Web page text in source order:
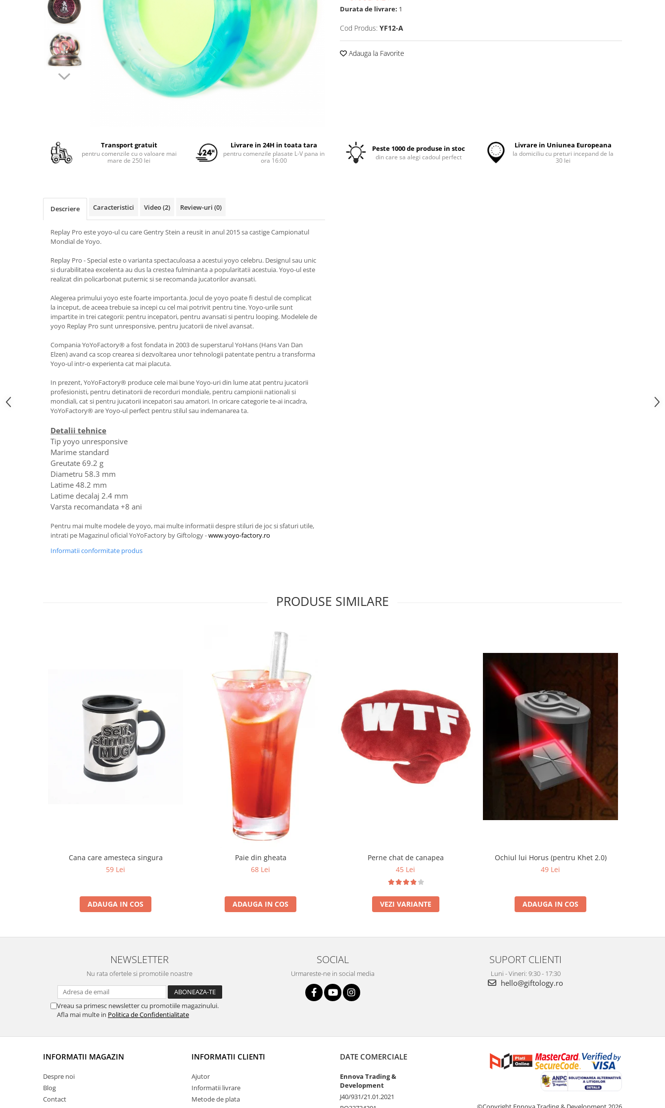
Durata de livrare: 1
Cod Produs: YF12-A
Adauga la Favorite
Transport gratuit
pentru comenzile cu o valoare mai
mare de 250 lei
Livrare in 24H in toata tara
pentru comenzile plasate L-V pana in
ora 16:00
Peste 1000 de produse in stoc
din care sa alegi cadoul perfect
Livrare in Uniunea Europeana
la domiciliu cu preturi incepand de la
30 lei
Descriere Caracteristici Video(2) Review-uri (0)
Replay Pro este yoyo-ul cu care Gentry Stein a reusit in anul 2015 sa castige Campionatul
Mondial de Yoyo.
Replay Pro - Special este o varianta spectaculoasa a acestui yoyo celebru. Designul sau unic
si durabilitatea excelenta au dus la crestea fulminanta a popularitatii acestuia. Yoyo-ul este
realizat din policarbonat puternic si se recomanda jucatorilor avansati.
Alegerea primului yoyo este foarte importanta. Jocul de yoyo poate fi destul de complicat
la inceput, de aceea trebuie sa incepi cu cel mai potrivit pentru tine. Yoyo-urile sunt
impartite in trei categorii: pentru incepatori, pentru avansati si pentru looping. Modelele de
yoyo Replay Pro sunt unresponsive, pentru jucatorii de nivel avansat.
Compania YoYoFactory® a fost fondata in 2003 de superstarul YoHans (Hans Van Dan
Elzen) avand ca scop crearea si dezvoltarea unor tehnologii patentate pentru a transforma
Yoyo-ul intr-o experienta cat mai placuta.
In prezent, YoYoFactory® produce cele mai bune Yoyo-uri din lume atat pentru jucatorii
profesionisti, pentru detinatorii de recorduri mondiale, pentru campionii nationali si
mondiali, cat si pentru jucatorii incepatori sau amatori. In oricare categorie te-ai incadra,
YoYoFactory® are Yoyo-ul perfect pentru stilul sau indemanarea ta.
Detalii tehnice
Tip yoyo unresponsive
Marime standard
Greutate 69.2 g
Diametru 58.3 mm
Latime 48.2 mm
Latime decalaj 2.4 mm
Varsta recomandata +8 ani
Pentru mai multe modele de yoyo, mai multe informatii despre stiluri de joc si sfaturi utile,
intrati pe Magazinul oficial YoYoFactory by Giftology -www.yoyo-factory.ro
Informatii conformitate produs
PRODUSE SIMILARE
Cana care amesteca singura
59 Lei
ADAUGA IN COS
Paie din gheata
68 Lei
ADAUGA IN COS
Perne chat de canapea
45 Lei
VEZI VARIANTE
Ochiul lui Horus (pentru Khet 2.0)
49 Lei
ADAUGA IN COS
NEWSLETTER
Nu rata ofertele si promotiile noastre
Vreau sa primesc newsletter cu promotiile magazinului.
Afla mai multe in Politica de Confidentialitate
SOCIAL
Urmareste-ne in social media
SUPORT CLIENTI
Luni - Vineri: 9:30 - 17:30
hello@giftology.ro
INFORMATII MAGAZIN
Despre noi
Blog
Contact
INFORMATII CLIENTI
Ajutor
Informatii livrare
Metode de plata
DATE COMERCIALE
Ennova Trading &
Development
J40/931/21.01.2021